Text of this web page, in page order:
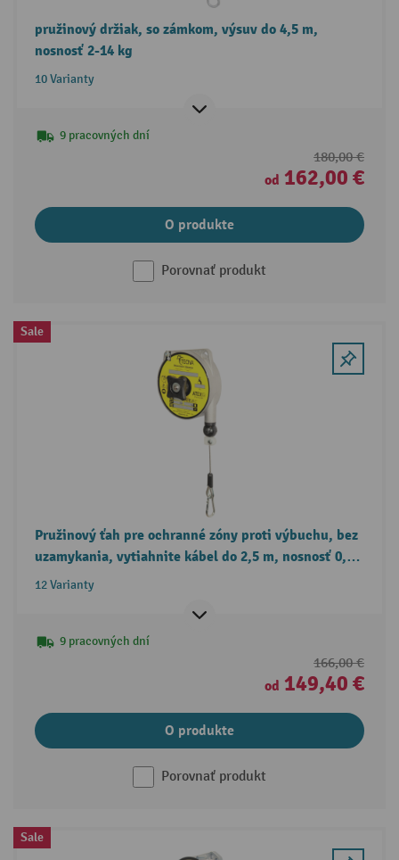
pružinový držiak, so zámkom, výsuv do 4,5 m,
nosnosť 2-14 kg
10 Varianty
9 pracovných dní
180,00 €
od 162,00 €
O produkte
Porovnať produkt
Sale
Pružinový ťah pre ochranné zóny proti výbuchu, bez
uzamykania, vytiahnite kábel do 2,5 m, nosnosť 0,4-
14 kg
12 Varianty
9 pracovných dní
166,00 €
od 149,40 €
O produkte
Porovnať produkt
Sale